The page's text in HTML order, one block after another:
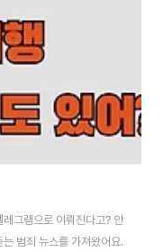
그램으로 이뤄진다고? 안
범죄 뉴스를 가져왔어요.